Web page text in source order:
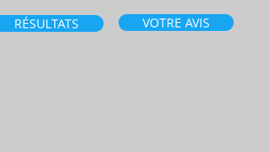
RÉSULTATS VOTRE AVIS